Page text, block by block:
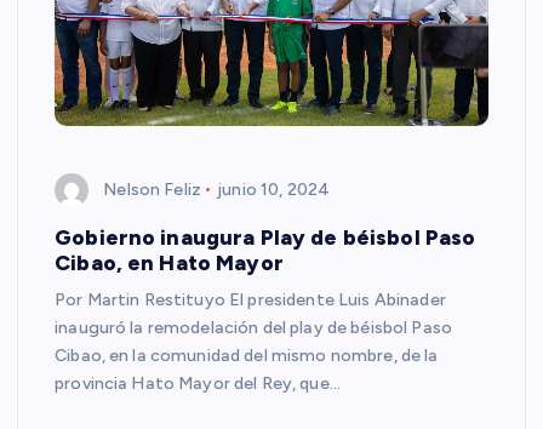
Nelson Feliz junio 10, 2024
Gobierno inaugura Play de béisbol Paso
Cibao, en Hato Mayor
Por Martin Restituyo El presidente Luis Abinader
inauguró la remodelación del play de béisbol Paso
Cibao, en la comunidad del mismo nombre, de la
provincia Hato Mayor del Rey, que…